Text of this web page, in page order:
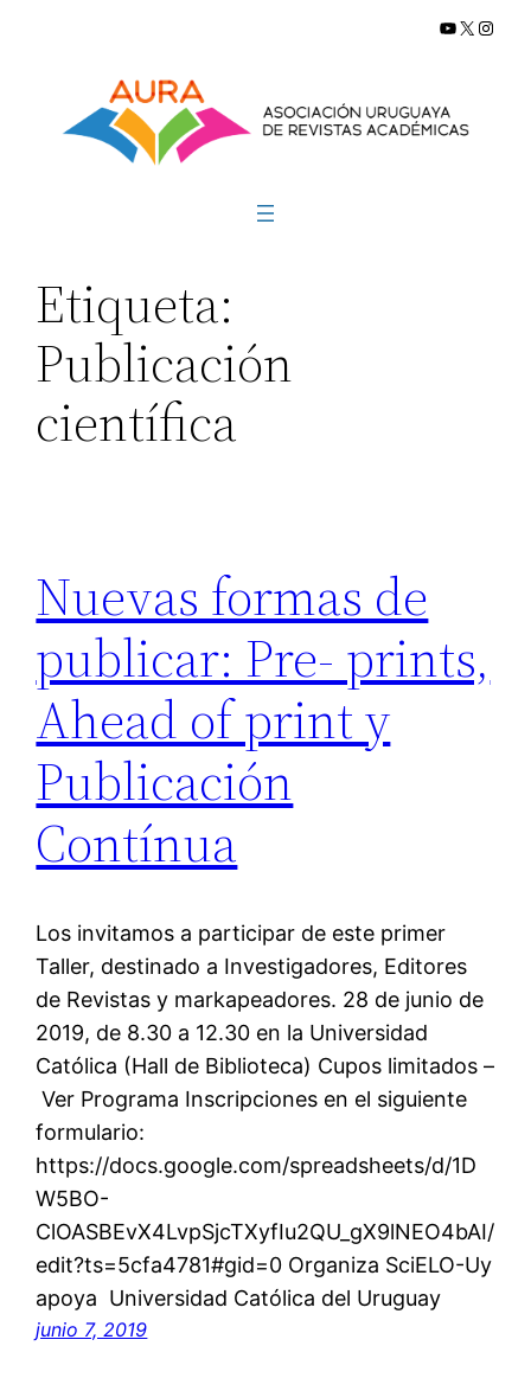
contenido
YouTube
X
Etiqueta:
Publicación
científica
Nuevas formas de
publicar: Pre- prints,
Ahead of print y
Publicación
Contínua
Los invitamos a participar de este primer
Taller, destinado a Investigadores, Editores
de Revistas y markapeadores. 28 de junio de
2019, de 8.30 a 12.30 en la Universidad
Católica (Hall de Biblioteca) Cupos limitados –
Ver Programa Inscripciones en el siguiente
formulario:
https://docs.google.com/spreadsheets/d/1D
W5BO-
ClOASBEvX4LvpSjcTXyfIu2QU_gX9lNEO4bAI/
edit?ts=5cfa4781#gid=0 Organiza SciELO-Uy
apoya Universidad Católica del Uruguay
junio 7, 2019